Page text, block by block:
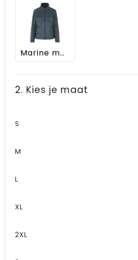
Marine melange
2. Kies je maat
S
M
L
XL
2XL